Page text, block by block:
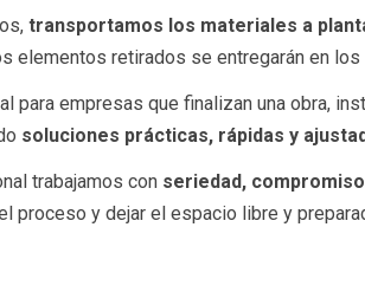
transportamos los materiales a
elementos retirados se entregarán en
para empresas que finalizan una obra,
soluciones prácticas, rápidas y
trabajamos con seriedad,
proceso y dejar el espacio libre y